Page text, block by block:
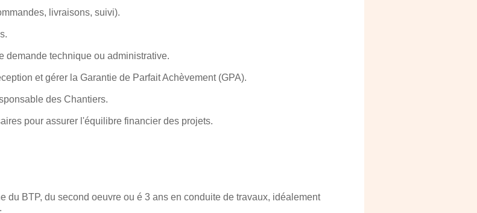
livraisons, suivi).
demande technique ou administrative.
et gérer la Garantie de Parfait Achèvement (GPA).
des Chantiers.
pour assurer l'équilibre financier des projets.
du BTP, du second oeuvre ou é 3 ans en conduite de travaux, idéalement